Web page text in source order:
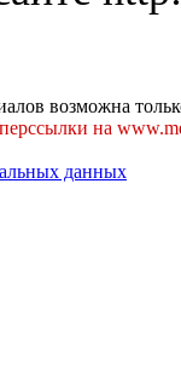
возможна
на
данных